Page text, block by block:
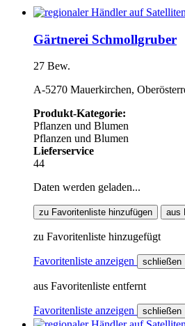
Gärtnerei Schmollgruber
27 Bew.
A-5270 Mauerkirchen,
Produkt-Kategorie:
Pflanzen und Blumen
Pflanzen und Blumen
Lieferservice
44
Daten werden geladen...
zu Favoritenliste hinzufügen aus
zu Favoritenliste hinzugefügt
Favoritenliste anzeigen schließen
aus Favoritenliste entfernt
Favoritenliste anzeigen schließen